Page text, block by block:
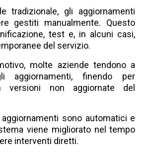
tradizionale, gli aggiornamenti
gestiti manualmente. Questo
test e, in alcuni casi,
del servizio.
molte aziende tendono a
aggiornamenti, finendo per
versioni non aggiornate del
sono automatici e
viene migliorato nel tempo
interventi diretti.